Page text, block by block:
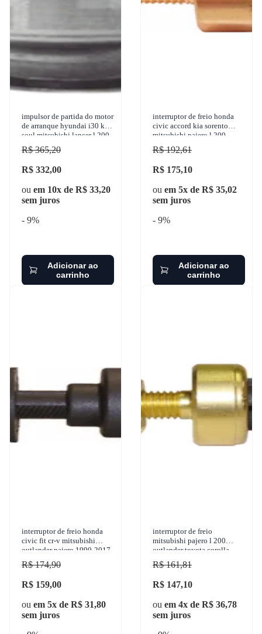
impulsor de partida do motor
de arranque hyundai i30 kia
soul mitsubishi lancer l 200
pajero 1990-2017 zen - 1706
R$ 365,20
R$ 332,00
ou em 10x de R$ 33,20
sem juros
- 9%
Adicionar ao
carrinho
interruptor de freio honda
civic accord kia sorento
mitsubishi pajero l 200
1983-2016 3-rho - 324
R$ 192,61
R$ 175,10
ou em 5x de R$ 35,02
sem juros
- 9%
Adicionar ao
carrinho
interruptor de freio honda
civic fit cr-v mitsubishi
outlander pajero 1990-2017
3-rho - 334
R$ 174,90
R$ 159,00
ou em 5x de R$ 31,80
sem juros
interruptor de freio
mitsubishi pajero l 200
outlander toyota corolla
hilux 1960-2018 marflex -
7485
R$ 161,81
R$ 147,10
ou em 4x de R$ 36,78
sem juros